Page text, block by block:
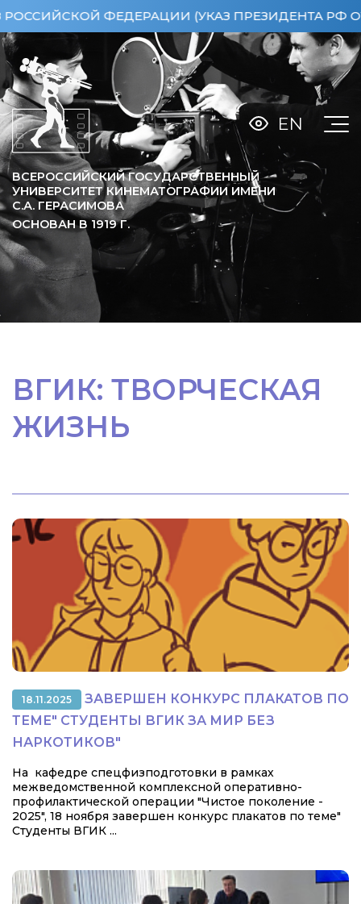
(УКАЗ ПРЕЗИДЕНТА РФ ОТ 15.04.2013
ВСЕРОССИЙСКИЙ ГОСУДАРСТВЕННЫЙ
УНИВЕРСИТЕТ КИНЕМАТОГРАФИИ ИМЕНИ
С.А. ГЕРАСИМОВА
ОСНОВАН В 1919Г.
EN
ВГИК: ТВОРЧЕСКАЯ
ЖИЗНЬ
18.11.2025
ЗАВЕРШЕН КОНКУРС ПЛАКАТОВ ПО
ТЕМЕ" СТУДЕНТЫ ВГИК ЗА МИР БЕЗ
НАРКОТИКОВ"
На кафедре спецфизподготовки в рамках
межведомственной комплексной оперативно-
профилактической операции "Чистое поколение -
2025", 18 ноября завершен конкурс плакатов по теме"
Студенты ВГИК ...